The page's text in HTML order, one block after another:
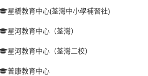
星橋教育中心(荃灣中小學補習社)
星河教育中心（荃灣）
星河教育中心（荃灣二校）
普康教育中心